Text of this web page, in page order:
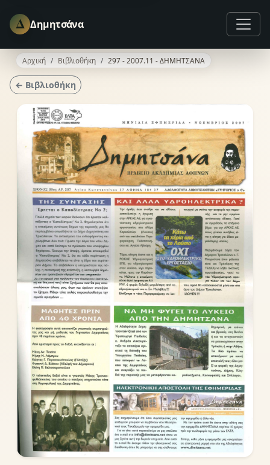
Δ Δημητσάνα
Αρχική Βιβλιοθήκη 297 - 2007.11 - ΔΗΜΗΤΣΑΝΑ
← Βιβλιοθήκη